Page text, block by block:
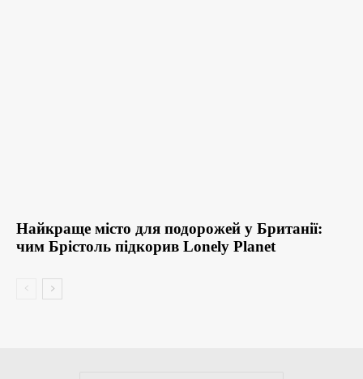
Найкраще місто для подорожей у Британії:
чим Брістоль підкорив Lonely Planet